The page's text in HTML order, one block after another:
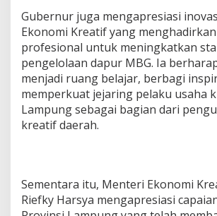
Gubernur juga mengapresiasi
Ekonomi Kreatif yang
profesional untuk meningkatkan
pengelolaan dapur MBG. Ia
menjadi ruang belajar, berbagi
memperkuat jejaring pelaku usaha
Lampung sebagai bagian dari
kreatif daerah.
Sementara itu, Menteri Ekonomi
Riefky Harsya mengapresiasi